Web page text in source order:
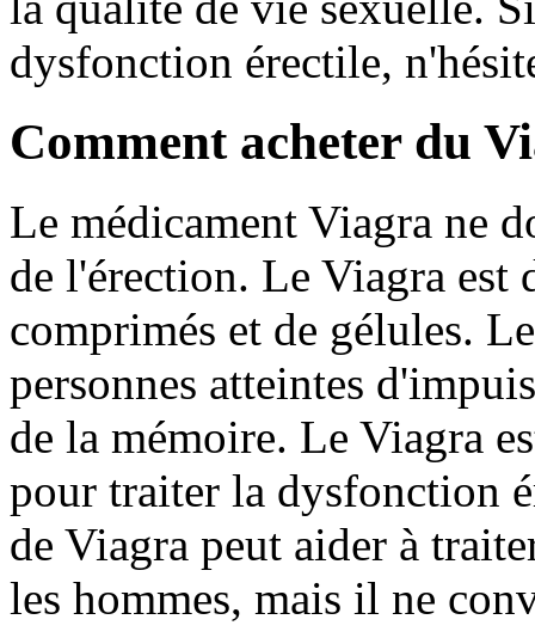
dysfonction érectile,
Comment acheter du
Le médicament Viagra ne
de l'érection. Le Viagra est
comprimés et de gélules.
personnes atteintes
de la mémoire. Le Viagra
pour traiter la dysfonction
de Viagra peut aider à
les hommes, mais il ne